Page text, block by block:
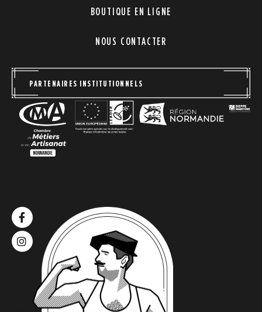
BOUTIQUE EN LIGNE
NOUS CONTACTER
PARTENAIRES INSTITUTIONNELS